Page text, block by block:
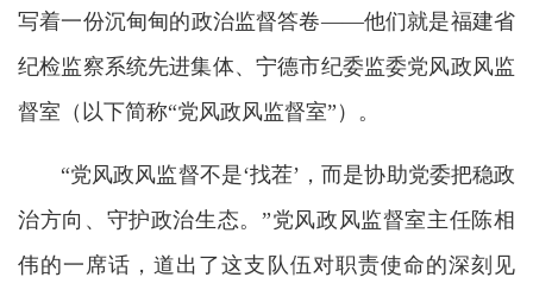
写着一份沉甸甸的政治监督答卷——他们就是福建省
纪检监察系统先进集体、宁德市纪委监委党风政风监
督室（以下简称“党风政风监督室”）。
“党风政风监督不是‘找茬’，而是协助党委把稳政
治方向、守护政治生态。”党风政风监督室主任陈相
伟的一席话，道出了这支队伍对职责使命的深刻见